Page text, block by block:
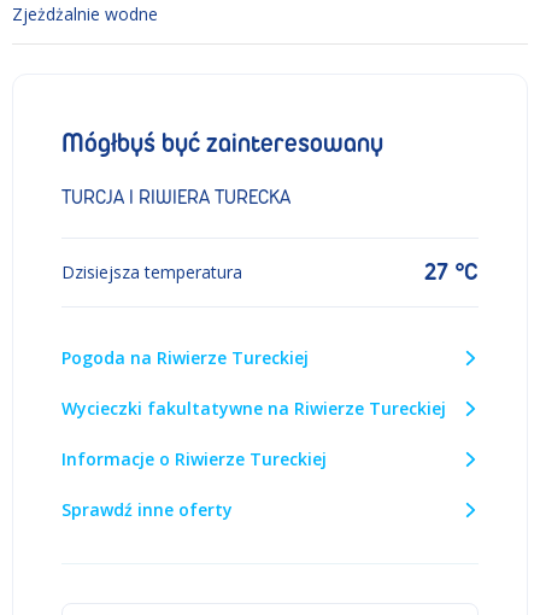
Zjeżdżalnie wodne
Mógłbyś być zainteresowany
TURCJA I RIWIERA TURECKA
Dzisiejsza temperatura 27 °C
Pogoda na Riwierze Tureckiej
Wycieczki fakultatywne na Riwierze Tureckiej
Informacje o Riwierze Tureckiej
Sprawdź inne oferty